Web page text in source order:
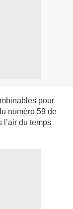
pour
numéro 59 de
du temps